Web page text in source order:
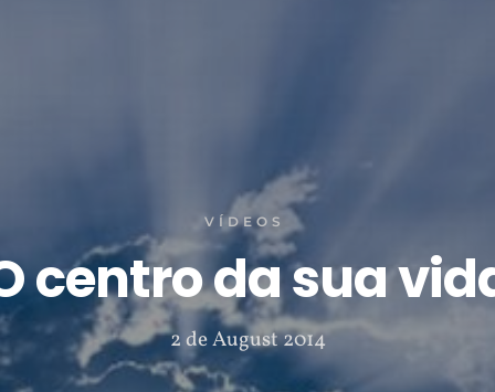
VÍDEOS
centro da sua
2 de August 2014